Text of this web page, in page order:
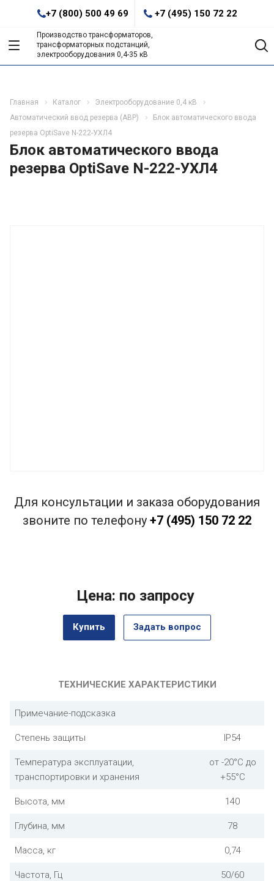
+7 (800) 500 49 69 +7 (495) 150 72 22
Производство трансформаторов,
трансформаторных подстанций,
электрооборудования 0,4-35 кВ
Главная Каталог
Электрооборудование 0,4 кВ
Автоматический ввод резерва (АВР)
Блок автоматического ввода
резерва OptiSave N-222-УХЛ4
Блок автоматического ввода
резерва OptiSave N-222-УХЛ4
Для консультации и заказа оборудования
звоните по телефону +7 (495) 150 72 22
Цена: по запросу
Купить Задать вопрос
ТЕХНИЧЕСКИЕ ХАРАКТЕРИСТИКИ
Примечание-подсказка
Степень защиты IP54
Температура эксплуатации,
транспортировки и хранения
от -20°С до
+55°С
Высота, мм 140
Глубина, мм 78
Масса, кг 0,74
Частота, Гц 50/60